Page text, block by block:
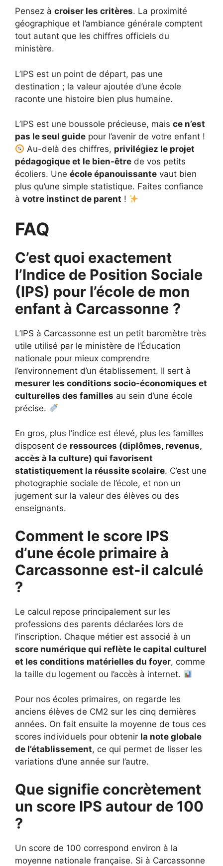
Pensez à croiser les critères. La proximité
géographique et l’ambiance générale comptent
tout autant que les chiffres officiels du
ministère.
L’IPS est un point de départ, pas une
destination ; la valeur ajoutée d’une école
raconte une histoire bien plus humaine.
L’IPS est une boussole précieuse, mais ce n’est
pas le seul guide pour l’avenir de votre enfant !
Au-delà des chiffres, privilégiez le projet
pédagogique et le bien-être de vos petits
écoliers. Une école épanouissante vaut bien
plus qu’une simple statistique. Faites confiance
à votre instinct de parent !
FAQ
C’est quoi exactement
l’Indice de Position Sociale
(IPS) pour l’école de mon
enfant à Carcassonne ?
L’IPS à Carcassonne est un petit baromètre très
utile utilisé par le ministère de l’Éducation
nationale pour mieux comprendre
l’environnement d’un établissement. Il sert à
mesurer les conditions socio-économiques et
culturelles des familles au sein d’une école
précise.
En gros, plus l’indice est élevé, plus les familles
disposent de ressources (diplômes, revenus,
accès à la culture) qui favorisent
statistiquement la réussite scolaire. C’est une
photographie sociale de l’école, et non un
jugement sur la valeur des élèves ou des
enseignants.
Comment le score IPS
d’une école primaire à
Carcassonne est-il calculé
?
Le calcul repose principalement sur les
professions des parents déclarées lors de
l’inscription. Chaque métier est associé à un
score numérique qui reflète le capital culturel
et les conditions matérielles du foyer, comme
la taille du logement ou l’accès à internet.
Pour nos écoles primaires, on regarde les
anciens élèves de CM2 sur les cinq dernières
années. On fait ensuite la moyenne de tous ces
scores individuels pour obtenir la note globale
de l’établissement, ce qui permet de lisser les
variations d’une année sur l’autre.
Que signifie concrètement
un score IPS autour de 100
?
Un score de 100 correspond environ à la
moyenne nationale française. Si à Carcassonne